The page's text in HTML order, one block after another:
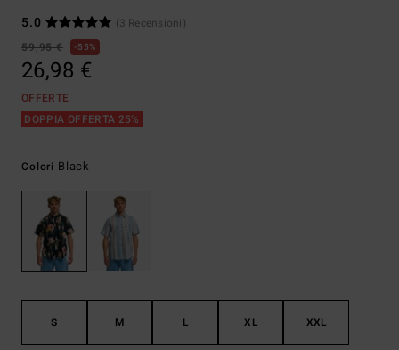
5.0
(3 Recensioni)
59,95 €
55%
26,98 €
OFFERTE
DOPPIA OFFERTA 25%
Colori Black
S M L XL XXL